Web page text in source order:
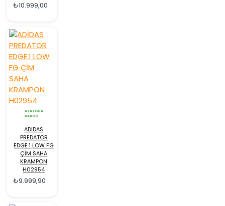
₺10.999,00
AYNI GÜN
KARGO
ADİDAS
PREDATOR
EDGE.1 LOW FG
ÇİM SAHA
KRAMPON
H02954
₺9.999,90